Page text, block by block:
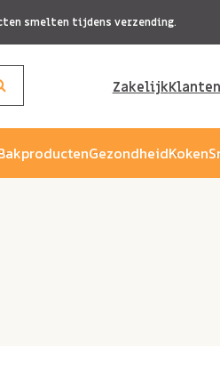
smelten tijdens verzending.
Zakelijk
GezondheidKoken